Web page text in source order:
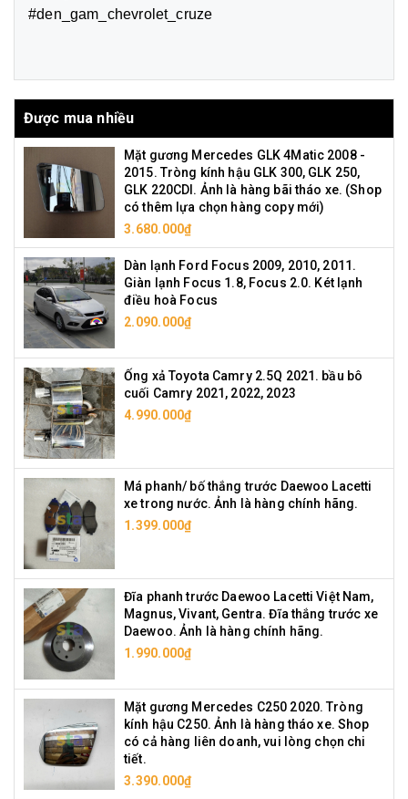
#den_gam_chevrolet_cruze
Được mua nhiều
Mặt gương Mercedes GLK 4Matic 2008 -
2015. Tròng kính hậu GLK 300, GLK 250,
GLK 220CDI. Ảnh là hàng bãi tháo xe. (Shop
có thêm lựa chọn hàng copy mới)
3.680.000₫
Dàn lạnh Ford Focus 2009, 2010, 2011.
Giàn lạnh Focus 1.8, Focus 2.0. Két lạnh
điều hoà Focus
2.090.000₫
Ống xả Toyota Camry 2.5Q 2021. bầu bô
cuối Camry 2021, 2022, 2023
4.990.000₫
Má phanh/ bố thắng trước Daewoo Lacetti
xe trong nước. Ảnh là hàng chính hãng.
1.399.000₫
Đĩa phanh trước Daewoo Lacetti Việt Nam,
Magnus, Vivant, Gentra. Đĩa thắng trước xe
Daewoo. Ảnh là hàng chính hãng.
1.990.000₫
Mặt gương Mercedes C250 2020. Tròng
kính hậu C250. Ảnh là hàng tháo xe. Shop
có cả hàng liên doanh, vui lòng chọn chi
tiết.
3.390.000₫